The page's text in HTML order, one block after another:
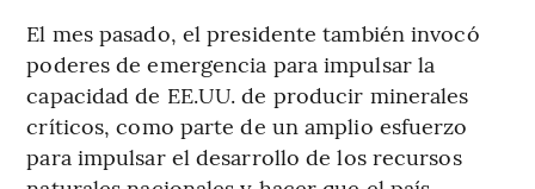
El mes pasado, el presidente también invocó
poderes de emergencia para impulsar la
capacidad de EE.UU. de producir minerales
críticos, como parte de un amplio esfuerzo
para impulsar el desarrollo de los recursos